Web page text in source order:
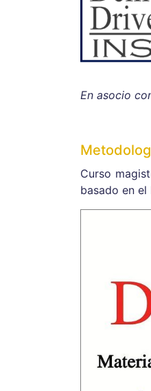
En asocio
Curso
basado en el